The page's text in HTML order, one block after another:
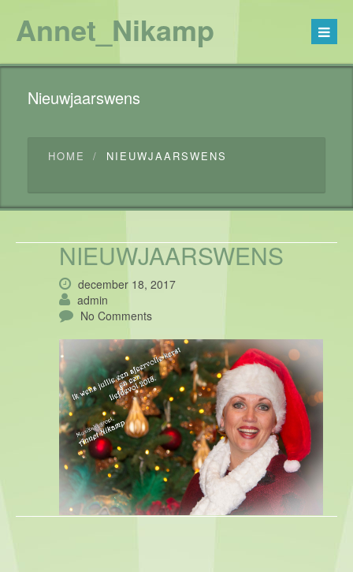
Annet_Nikamp
Nieuwjaarswens
HOME NIEUWJAARSWENS
NIEUWJAARSWENS
december 18, 2017
admin
No Comments